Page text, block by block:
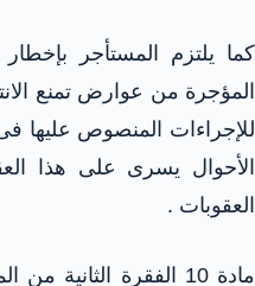
كما يلتزم المستأجر
المؤجرة من عوارض تمنع
للإجراءات المنصوص عليها
العقوبات .